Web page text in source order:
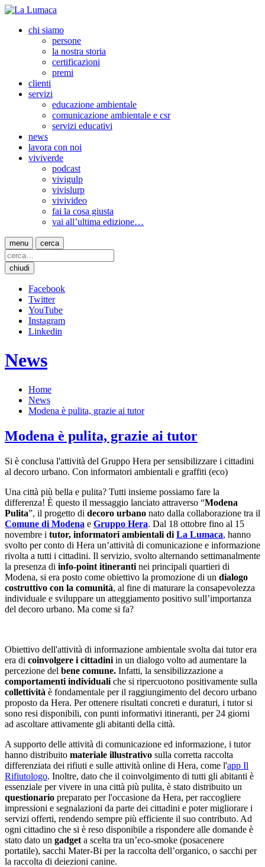
chi siamo
persone
la nostra storia
certificazioni
premi
clienti
servizi
educazione ambientale
comunicazione ambientale e csr
servizi educativi
news
lavora con noi
viviverde
podcast
vivigulp
vivislurp
vivivideo
fai la cosa giusta
vai all’ultima edizione…
menu cerca
chiudi
Facebook
Twitter
YouTube
Instagram
Linkedin
News
Home
News
Modena è pulita, grazie ai tutor
Modena è pulita, grazie ai tutor
Si è conclusa l'attività del Gruppo Hera per sensibilizzare i cittadini
al decoro urbano. Con informatori ambientali e graffiti (eco)
Una città più bella e pulita? Tutti insieme possiamo fare la
differenza! È questo il messaggio lanciato attraverso “Modena
Pulita”, il progetto di decoro urbano nato dalla collaborazione tra il
Comune di Modena e Gruppo Hera. Dal 18 ottobre fino al 15
novembre i tutor, informatori ambientali di La Lumaca, hanno
svolto per conto di Hera un’attività di comunicazione e informazione
rivolta a tutti i cittadini. Il servizio, svolto alternando settimanalmente
la presenza di info-point itineranti nei principali quartieri di
Modena, si era posto come obiettivo la promozione di un dialogo
costruttivo con la comunità, al fine di maturare la consapevolezza
individuale e sviluppare un atteggiamento positivo sull’importanza
del decoro urbano. Ma come si fa?
Obiettivo dell'attività di informazione ambientale svolta dai tutor era
era di coinvolgere i cittadini in un dialogo volto ad aumentare la
percezione del bene comune. Infatti, la sensibilizzazione a
comportamenti individuali che si ripercuotono positivamente sulla
collettività è fondamentale per il raggiungimento del decoro urbano
proposto da Hera. Per ottenere risultati concreti e duraturi, i tutor si
sono resi disponibili, con punti informativi itineranti, per 24 giorni
ad ascoltare attivamente gli abitanti della città.
A supporto delle attività di comunicazione ed informazione, i tutor
hanno distribuito materiale illustrativo sulla corretta raccolta
differenziata dei rifiuti e sulle attività online di Hera, come l'app Il
Rifiutologo. Inoltre, dato che il coinvolgimento di tutti gli abitanti è
essenziale per vivere in una città più pulita, è stato distribuito un
questionario preparato per l'occasione da Hera, per raccogliere
impressioni e segnalazioni da parte dei cittadini e poter migliorare i
servizi offerti, rendendo sempre più efficiente il suo contributo. Ad
ogni cittadino che si è reso disponibile a rispondere alle domande è
stato dato un gadget a scelta tra un’eco-smoke (posacenere
portatile), sacchi Mater-Bi per la raccolta dell’organico, o sacchi per
la raccolta di deiezioni canine.